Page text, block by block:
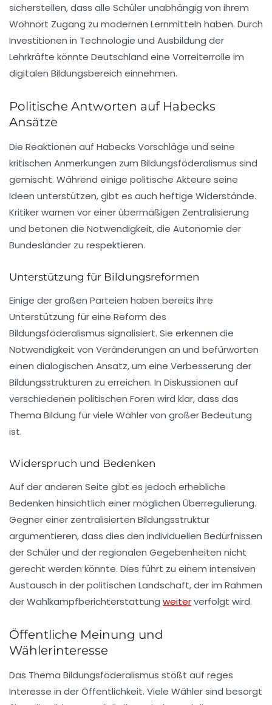
sicherstellen, dass alle Schüler unabhängig von ihrem
Wohnort Zugang zu modernen Lernmitteln haben. Durch
Investitionen in Technologie und Ausbildung der
Lehrkräfte könnte Deutschland eine Vorreiterrolle im
digitalen Bildungsbereich einnehmen.
Politische Antworten auf Habecks
Ansätze
Die Reaktionen auf Habecks Vorschläge und seine
kritischen Anmerkungen zum Bildungsföderalismus sind
gemischt. Während einige politische Akteure seine
Ideen unterstützen, gibt es auch heftige Widerstände.
Kritiker warnen vor einer übermäßigen Zentralisierung
und betonen die Notwendigkeit, die Autonomie der
Bundesländer zu respektieren.
Unterstützung für Bildungsreformen
Einige der großen Parteien haben bereits ihre
Unterstützung für eine Reform des
Bildungsföderalismus signalisiert. Sie erkennen die
Notwendigkeit von Veränderungen an und befürworten
einen dialogischen Ansatz, um eine Verbesserung der
Bildungsstrukturen zu erreichen. In Diskussionen auf
verschiedenen politischen Foren wird klar, dass das
Thema Bildung für viele Wähler von großer Bedeutung
ist.
Widerspruch und Bedenken
Auf der anderen Seite gibt es jedoch erhebliche
Bedenken hinsichtlich einer möglichen Überregulierung.
Gegner einer zentralisierten Bildungsstruktur
argumentieren, dass dies den individuellen Bedürfnissen
der Schüler und der regionalen Gegebenheiten nicht
gerecht werden könnte. Dies führt zu einem intensiven
Austausch in der politischen Landschaft, der im Rahmen
der Wahlkampfberichterstattung weiterverfolgt wird.
Öffentliche Meinung und
Wählerinteresse
Das Thema Bildungsföderalismus stößt auf reges
Interesse in der Öffentlichkeit. Viele Wähler sind besorgt